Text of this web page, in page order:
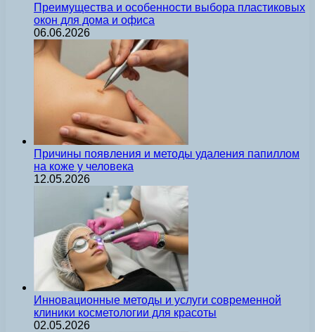
Преимущества и особенности выбора пластиковых
окон для дома и офиса
06.06.2026
Причины появления и методы удаления папиллом
на коже у человека
12.05.2026
Инновационные методы и услуги современной
клиники косметологии для красоты
02.05.2026